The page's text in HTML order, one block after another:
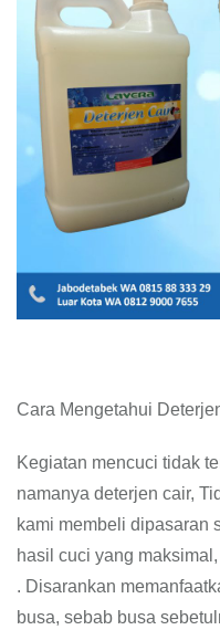
Cara Mengetahui
Kegiatan mencuci tidak
namanya deterjen cair,
kami membeli dipasaran
hasil cuci yang
. Disarankan
busa, sebab busa